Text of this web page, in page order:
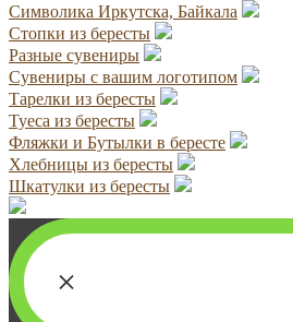
Символика Иркутска, Байкала
Стопки из бересты
Разные сувениры
Сувениры с вашим логотипом
Тарелки из бересты
Туеса из бересты
Фляжки и Бутылки в бересте
Хлебницы из бересты
Шкатулки из бересты
×